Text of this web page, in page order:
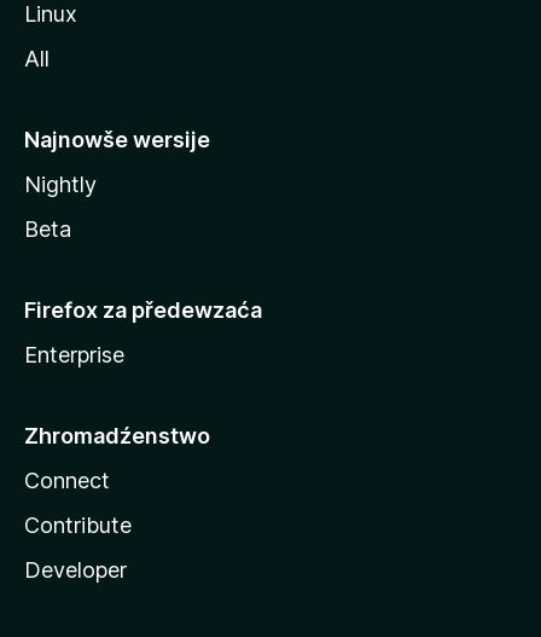
Linux
All
Najnowše wersije
Nightly
Beta
Firefox za předewzaća
Enterprise
Zhromadźenstwo
Connect
Contribute
Developer